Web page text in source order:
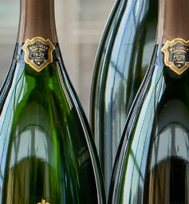
LIFESTYLE
FOLLOW US
教養を求め、今までの人生で
って楽しみながら、進化する
何かに縛られていた時間から
ライフスタイルを豊かに彩る『
情報をさらに充実し、より速や
「AdvancedClub」会員組織を設
「AdvancedClub」会員に登録
の一覧、プレミアムな会員限定